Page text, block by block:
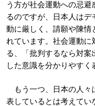
う方が社会運動への忌
るのですが、日本人は
動に厳しく、請願や陳情
れています。社会運動に
る、「批判するなら対案
した意識を分かりやすく
もう一つ、日本の人々
表しているとは考えてい